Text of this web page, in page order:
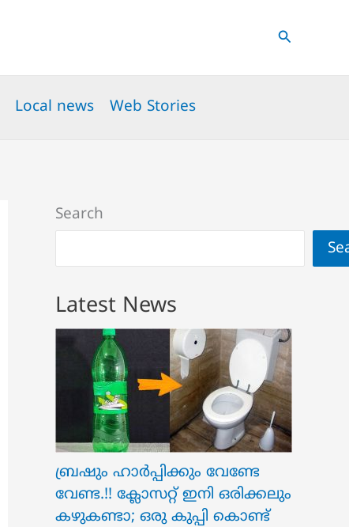
Search
Local news Web Stories
Search
Latest News
ബ്രഷും ഹാർപ്പിക്കും വേണ്ടേ
വേണ്ട.!! ക്ലോസറ്റ് ഇനി ഒരിക്കലും
കഴുകണ്ടാ; ഒരു കുപ്പി കൊണ്ട്